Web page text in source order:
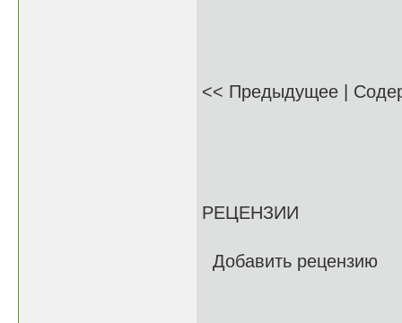
<< Предыдущее |
РЕЦЕНЗИИ
Добавить рецензию